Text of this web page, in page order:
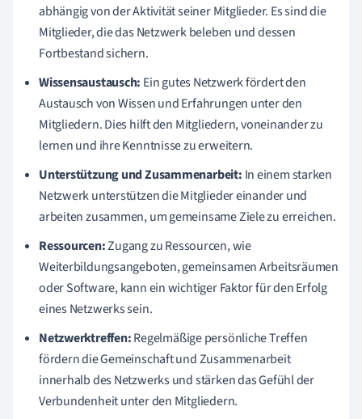
abhängig von der Aktivität seiner Mitglieder. Es sind die
Mitglieder, die das Netzwerk beleben und dessen
Fortbestand sichern.
Wissensaustausch: Ein gutes Netzwerk fördert den
Austausch von Wissen und Erfahrungen unter den
Mitgliedern. Dies hilft den Mitgliedern, voneinander zu
lernen und ihre Kenntnisse zu erweitern.
Unterstützung und Zusammenarbeit: In einem starken
Netzwerk unterstützen die Mitglieder einander und
arbeiten zusammen, um gemeinsame Ziele zu erreichen.
Ressourcen:Zugang zu Ressourcen, wie
Weiterbildungsangeboten, gemeinsamen Arbeitsräumen
oder Software, kann ein wichtiger Faktor für den Erfolg
eines Netzwerks sein.
Netzwerktreffen:Regelmäßige persönliche Treffen
fördern die Gemeinschaft und Zusammenarbeit
innerhalb des Netzwerks und stärken das Gefühl der
Verbundenheit unter den Mitgliedern.